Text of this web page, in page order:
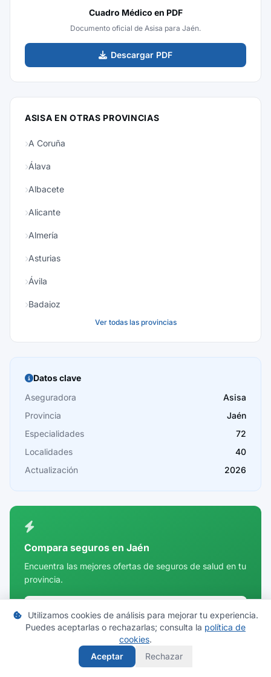
Cuadro Médico en PDF
Documento oficial de Asisa para Jaén.
Descargar PDF
ASISA EN OTRAS PROVINCIAS
A Coruña
Álava
Albacete
Alicante
Almería
Asturias
Ávila
Badajoz
Burgos
Cáceres
Cádiz
Cantabria
Castellón
Córdoba
Cuenca
Girona
Granada
Guadalajara
Ver todas las provincias
Datos clave
Aseguradora
Asisa
Provincia
Jaén
Especialidades
72
Localidades
40
Actualización
2026
Compara seguros en Jaén
Encuentra las mejores ofertas de seguros de salud en tu
provincia.
Utilizamos cookies de análisis para mejorar tu experiencia.
Puedes aceptarlas o rechazarlas; consulta la política de
cookies.
Aceptar
Rechazar